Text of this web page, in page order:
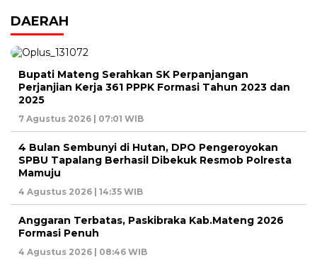
DAERAH
Bupati Mateng Serahkan SK Perpanjangan
Perjanjian Kerja 361 PPPK Formasi Tahun 2023 dan
2025
7 Agustus 2026 | 07:01 WIB
4 Bulan Sembunyi di Hutan, DPO Pengeroyokan
SPBU Tapalang Berhasil Dibekuk Resmob Polresta
Mamuju
4 Agustus 2026 | 14:35 WIB
Anggaran Terbatas, Paskibraka Kab.Mateng 2026
Formasi Penuh
4 Agustus 2026 | 08:46 WIB